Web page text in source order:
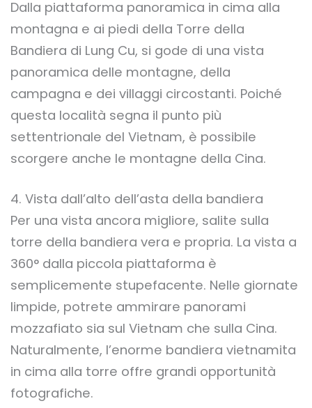
Dalla piattaforma panoramica in cima alla
montagna e ai piedi della Torre della
Bandiera di Lung Cu, si gode di una vista
panoramica delle montagne, della
campagna e dei villaggi circostanti. Poiché
questa località segna il punto più
settentrionale del Vietnam, è possibile
scorgere anche le montagne della Cina.
4. Vista dall’alto dell’asta della bandiera
Per una vista ancora migliore, salite sulla
torre della bandiera vera e propria. La vista a
360° dalla piccola piattaforma è
semplicemente stupefacente. Nelle giornate
limpide, potrete ammirare panorami
mozzafiato sia sul Vietnam che sulla Cina.
Naturalmente, l’enorme bandiera vietnamita
in cima alla torre offre grandi opportunità
fotografiche.